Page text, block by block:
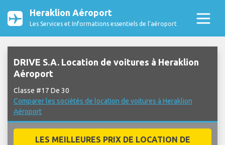
Heraklion Aéroport
Les Services et Informations essentiels de l’aéroport
DRIVE S.A. Location de voitures à Heraklion
Aéroport
Classe #17 De 30
Comparer les sociétés de location de voitures à Heraklion
Aéroport
LES MEILLEURES PRIX DE LOCATION DE